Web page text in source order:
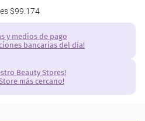
$99.174
y medios de pago
bancarias del día!
Beauty Stores!
más cercano!